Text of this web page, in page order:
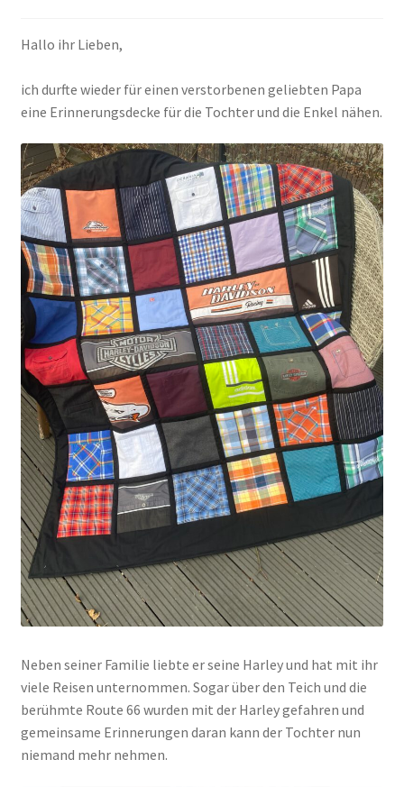
Shop
Versandarten
Warenkorb
Widerrufsbelehrung
Zahlungsarten
Hallo ihr Lieben,
ich durfte wieder für einen verstorbenen geliebten Papa
eine Erinnerungsdecke für die Tochter und die Enkel nähen.
Neben seiner Familie liebte er seine Harley und hat mit ihr
viele Reisen unternommen. Sogar über den Teich und die
berühmte Route 66 wurden mit der Harley gefahren und
gemeinsame Erinnerungen daran kann der Tochter nun
niemand mehr nehmen.